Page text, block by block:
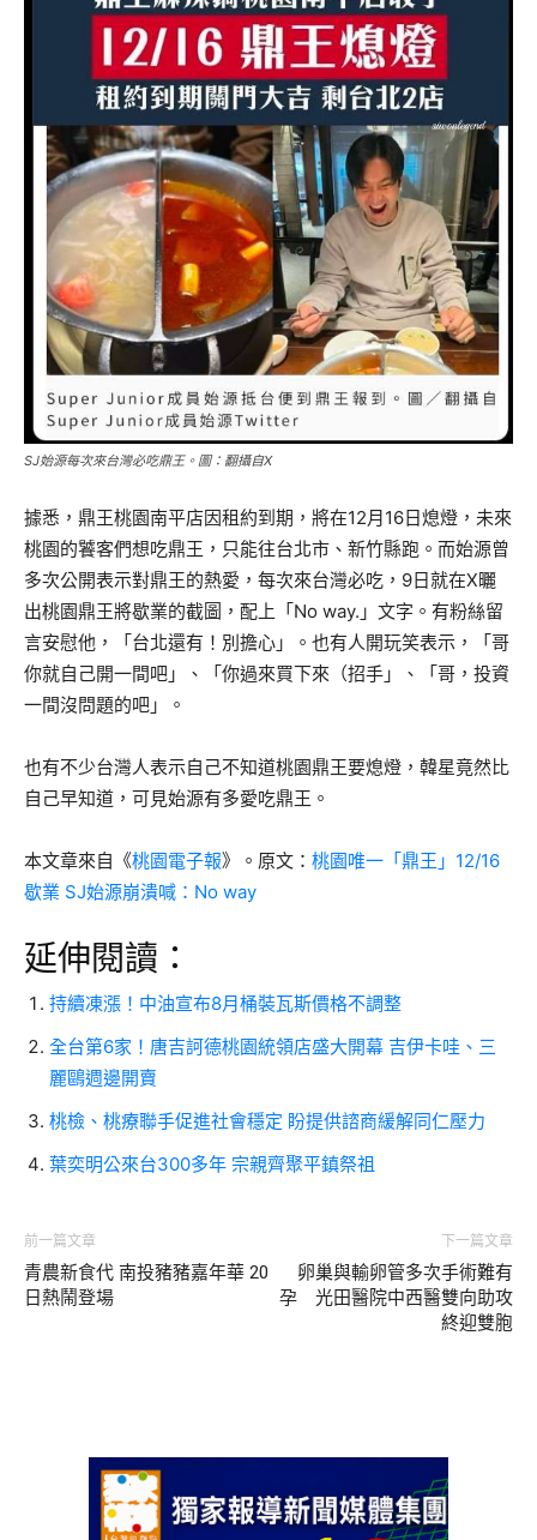
SJ始源每次來台灣必吃鼎王。圖：翻攝自X
據悉，鼎王桃園南平店因租約到期，將在12月16日熄燈，未來
桃園的饕客們想吃鼎王，只能往台北市、新竹縣跑。而始源曾
多次公開表示對鼎王的熱愛，每次來台灣必吃，9日就在X曬
出桃園鼎王將歇業的截圖，配上「No way.」文字。有粉絲留
言安慰他，「台北還有！別擔心」。也有人開玩笑表示，「哥
你就自己開一間吧」、「你過來買下來（招手」、「哥，投資
一間沒問題的吧」。
也有不少台灣人表示自己不知道桃園鼎王要熄燈，韓星竟然比
自己早知道，可見始源有多愛吃鼎王。
本文章來自《桃園電子報》。原文： 桃園唯一「鼎王」12/16
歇業 SJ始源崩潰喊：No way
延伸閱讀：
持續凍漲！中油宣布8月桶裝瓦斯價格不調整
全台第6家！唐吉訶德桃園統領店盛大開幕 吉伊卡哇、三
麗鷗週邊開賣
桃檢、桃療聯手促進社會穩定 盼提供諮商緩解同仁壓力
葉奕明公來台300多年 宗親齊聚平鎮祭祖
前一篇文章
青農新食代 南投豬豬嘉年華 20
日熱鬧登場
下一篇文章
卵巢與輸卵管多次手術難有
孕 光田醫院中西醫雙向助攻
終迎雙胞